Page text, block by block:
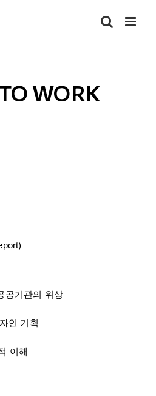
WORK
공기관의 위상
인 기획
이해